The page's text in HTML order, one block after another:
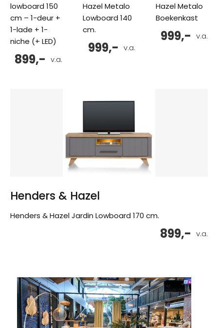
lowboard 150
cm – 1-deur +
1-lade + 1-
niche (+ LED)
v.a.
899,-
Hazel Metalo
Lowboard 140
cm.
v.a.
999,-
Hazel Metalo
Boekenkast
v.a.
999,-
Henders & Hazel
Henders & Hazel Jardin Lowboard 170 cm.
v.a.
899,-